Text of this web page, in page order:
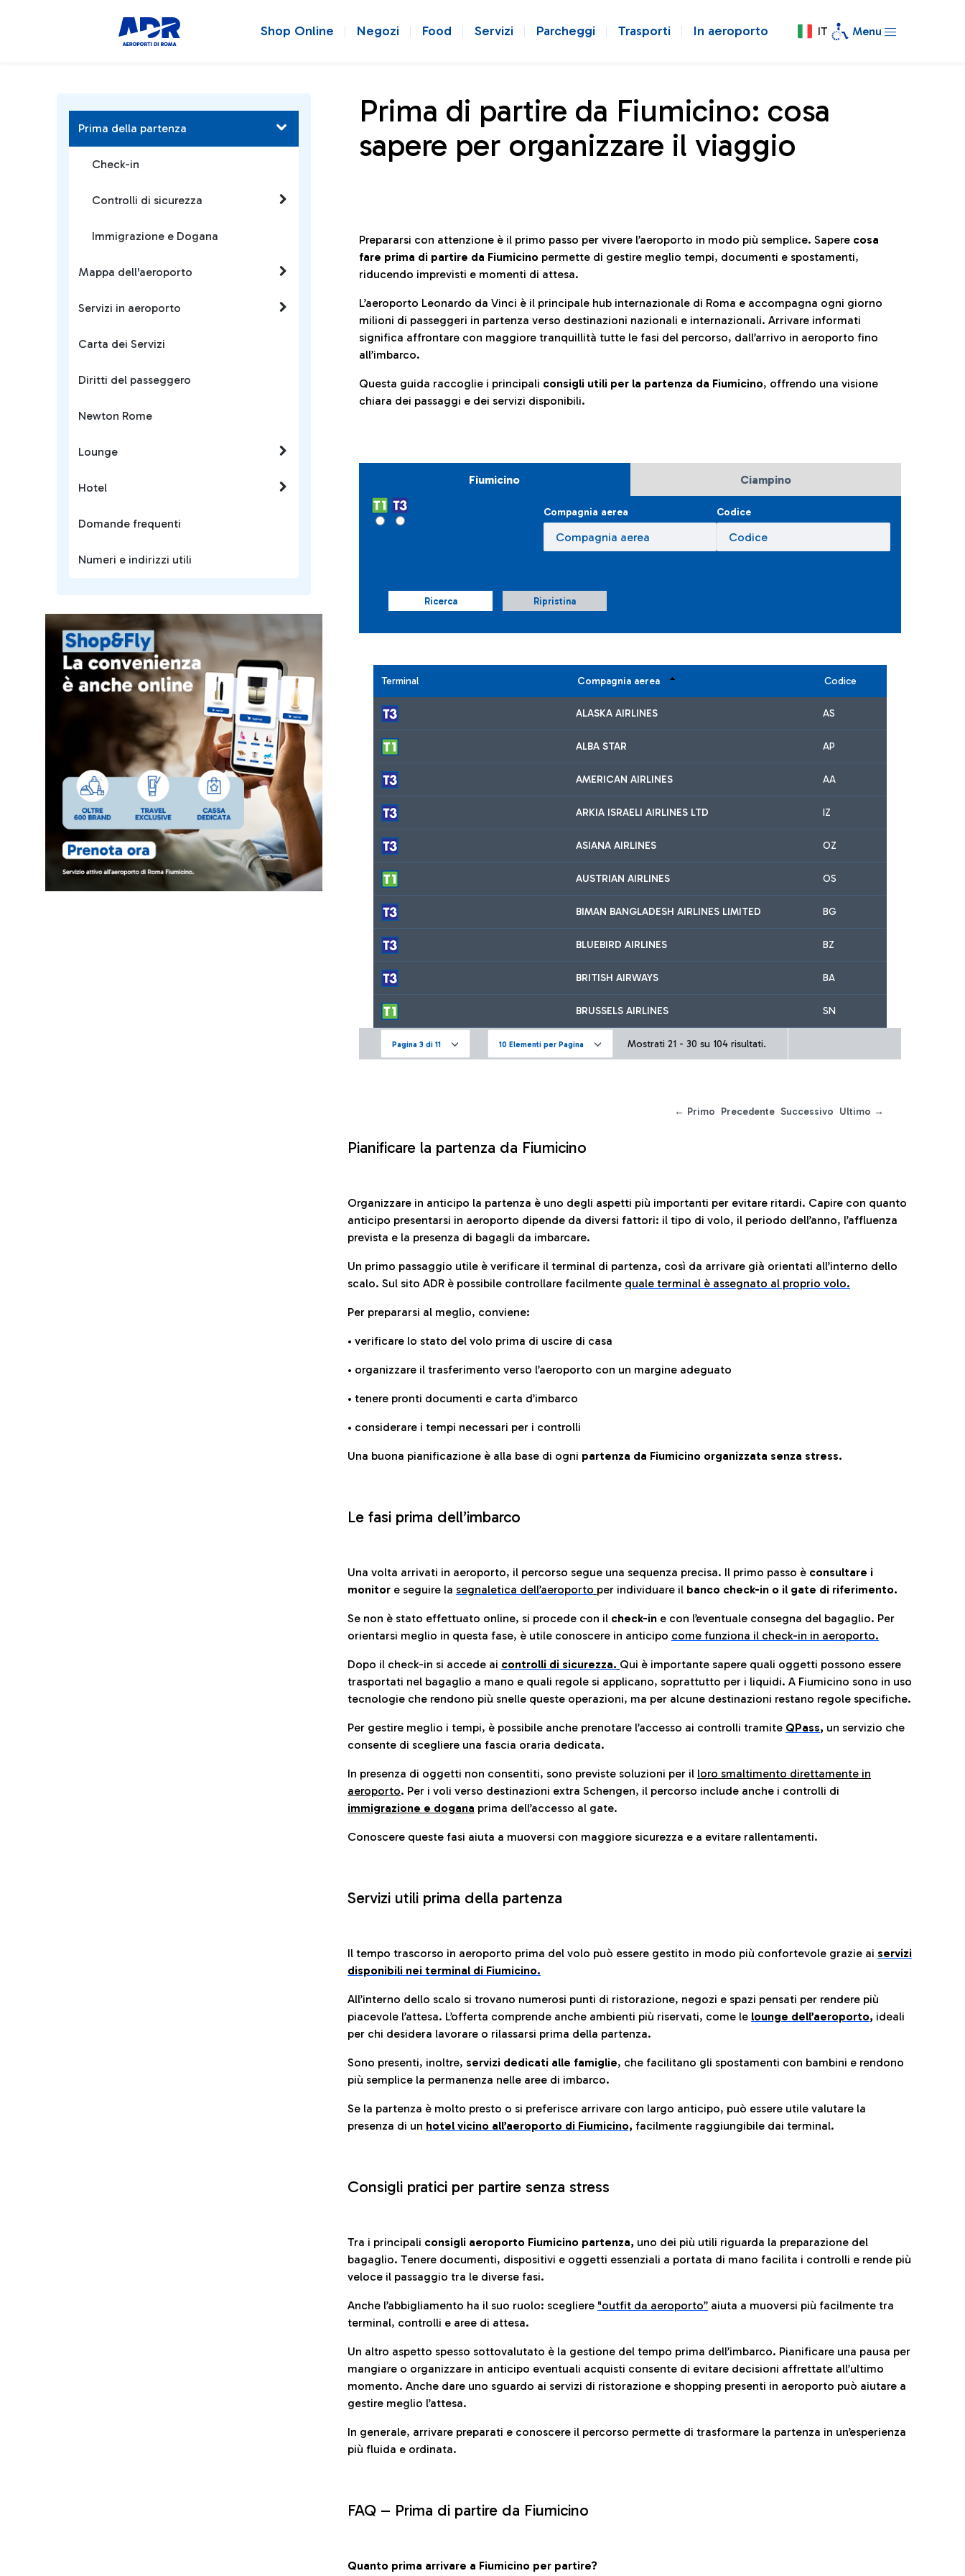
Shop Online Negozi Food Servizi Parcheggi Trasporti In aeroporto IT Menu
Prima di partire da Fiumicino: cosa
sapere per organizzare il viaggio
Prepararsi con attenzione è il primo passo per vivere l’aeroporto in modo più semplice. Sapere cosa
fare prima di partire da Fiumicino permette di gestire meglio tempi, documenti e spostamenti,
riducendo imprevisti e momenti di attesa.
L’aeroporto Leonardo da Vinci è il principale hub internazionale di Roma e accompagna ogni giorno
milioni di passeggeri in partenza verso destinazioni nazionali e internazionali. Arrivare informati
significa affrontare con maggiore tranquillità tutte le fasi del percorso, dall’arrivo in aeroporto fino
all’imbarco.
Questa guida raccoglie i principali consigli utili per la partenza da Fiumicino, offrendo una visione
chiara dei passaggi e dei servizi disponibili.
Fiumicino Ciampino
Compagnia aerea Codice
Ricerca Ripristina
Terminal Compagnia aerea Codice
ALASKA AIRLINES AS
ALBA STAR AP
AMERICAN AIRLINES AA
ARKIA ISRAELI AIRLINES LTD IZ
ASIANA AIRLINES OZ
AUSTRIAN AIRLINES OS
BIMAN BANGLADESH AIRLINES LIMITED BG
BLUEBIRD AIRLINES BZ
BRITISH AIRWAYS BA
BRUSSELS AIRLINES SN
Pagina 3 di 11 10 Elementi per Pagina Mostrati 21 - 30 su 104 risultati.
← Primo Precedente Successivo Ultimo →
Pianificare la partenza da Fiumicino
Organizzare in anticipo la partenza è uno degli aspetti più importanti per evitare ritardi. Capire con quanto
anticipo presentarsi in aeroporto dipende da diversi fattori: il tipo di volo, il periodo dell’anno, l’affluenza
prevista e la presenza di bagagli da imbarcare.
Un primo passaggio utile è verificare il terminal di partenza, così da arrivare già orientati all’interno dello
scalo. Sul sito ADR è possibile controllare facilmente quale terminal è assegnato al proprio volo.
Per prepararsi al meglio, conviene:
• verificare lo stato del volo prima di uscire di casa
• organizzare il trasferimento verso l’aeroporto con un margine adeguato
• tenere pronti documenti e carta d’imbarco
• considerare i tempi necessari per i controlli
Una buona pianificazione è alla base di ogni partenza da Fiumicino organizzata senza stress.
Le fasi prima dell’imbarco
Una volta arrivati in aeroporto, il percorso segue una sequenza precisa. Il primo passo è consultare i
monitor e seguire la segnaletica dell’aeroporto per individuare il banco check-in o il gate di riferimento.
Se non è stato effettuato online, si procede con il check-in e con l’eventuale consegna del bagaglio. Per
orientarsi meglio in questa fase, è utile conoscere in anticipo come funziona il check-in in aeroporto.
Dopo il check-in si accede ai controlli di sicurezza. Qui è importante sapere quali oggetti possono essere
trasportati nel bagaglio a mano e quali regole si applicano, soprattutto per i liquidi. A Fiumicino sono in uso
tecnologie che rendono più snelle queste operazioni, ma per alcune destinazioni restano regole specifiche.
Per gestire meglio i tempi, è possibile anche prenotare l’accesso ai controlli tramite QPass, un servizio che
consente di scegliere una fascia oraria dedicata.
In presenza di oggetti non consentiti, sono previste soluzioni per il loro smaltimento direttamente in
aeroporto. Per i voli verso destinazioni extra Schengen, il percorso include anche i controlli di
immigrazione e dogana prima dell’accesso al gate.
Conoscere queste fasi aiuta a muoversi con maggiore sicurezza e a evitare rallentamenti.
Servizi utili prima della partenza
Il tempo trascorso in aeroporto prima del volo può essere gestito in modo più confortevole grazie ai servizi
disponibili nei terminal di Fiumicino.
All’interno dello scalo si trovano numerosi punti di ristorazione, negozi e spazi pensati per rendere più
piacevole l’attesa. L’offerta comprende anche ambienti più riservati, come le lounge dell’aeroporto, ideali
per chi desidera lavorare o rilassarsi prima della partenza.
Sono presenti, inoltre, servizi dedicati alle famiglie, che facilitano gli spostamenti con bambini e rendono
più semplice la permanenza nelle aree di imbarco.
Se la partenza è molto presto o si preferisce arrivare con largo anticipo, può essere utile valutare la
presenza di un hotel vicino all’aeroporto di Fiumicino, facilmente raggiungibile dai terminal.
Consigli pratici per partire senza stress
Tra i principali consigli aeroporto Fiumicino partenza, uno dei più utili riguarda la preparazione del
bagaglio. Tenere documenti, dispositivi e oggetti essenziali a portata di mano facilita i controlli e rende più
veloce il passaggio tra le diverse fasi.
Anche l’abbigliamento ha il suo ruolo: scegliere "outfit da aeroporto” aiuta a muoversi più facilmente tra
terminal, controlli e aree di attesa.
Un altro aspetto spesso sottovalutato è la gestione del tempo prima dell’imbarco. Pianificare una pausa per
mangiare o organizzare in anticipo eventuali acquisti consente di evitare decisioni affrettate all’ultimo
momento. Anche dare uno sguardo ai servizi di ristorazione e shopping presenti in aeroporto può aiutare a
gestire meglio l’attesa.
In generale, arrivare preparati e conoscere il percorso permette di trasformare la partenza in un’esperienza
più fluida e ordinata.
FAQ – Prima di partire da Fiumicino
Quanto prima arrivare a Fiumicino per partire?
Prima della partenza
Check-in
Controlli di sicurezza
Immigrazione e Dogana
Mappa dell'aeroporto
Servizi in aeroporto
Carta dei Servizi
Diritti del passeggero
Newton Rome
Lounge
Hotel
Domande frequenti
Numeri e indirizzi utili